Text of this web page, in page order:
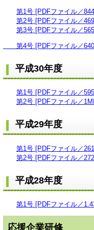
第1号 [PDFファイル／
第2号 [PDFファイル／
第3号 [PDFファイル／
第4号 [PDFファイル／
平成30年度
第1号 [PDFファイル／
第2号 [PDFファイル／
平成29年度
第1号 [PDFファイル／
第2号 [PDFファイル／
平成28年度
第1号 [PDFファイル／
応援企業研修